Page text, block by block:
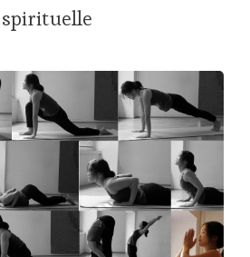
spirituelle